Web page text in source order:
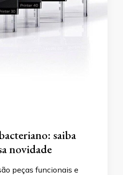
saiba
novidade
peças funcionais e